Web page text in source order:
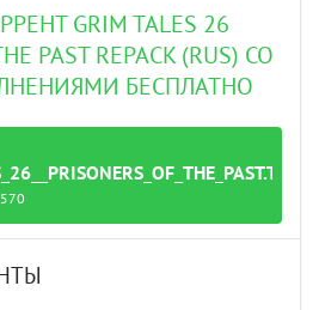
GRIM TALES 26
PAST REPACK (RUS) СО
БЕСПЛАТНО